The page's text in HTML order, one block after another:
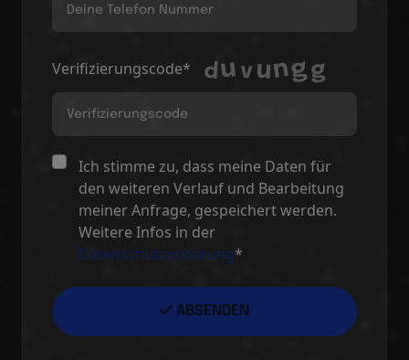
Verifizierungscode*
Ich stimme zu, dass meine Daten für
den weiteren Verlauf und Bearbeitung
meiner Anfrage, gespeichert werden.
Weitere Infos in der
Datenschutzerklärung*
ABSENDEN